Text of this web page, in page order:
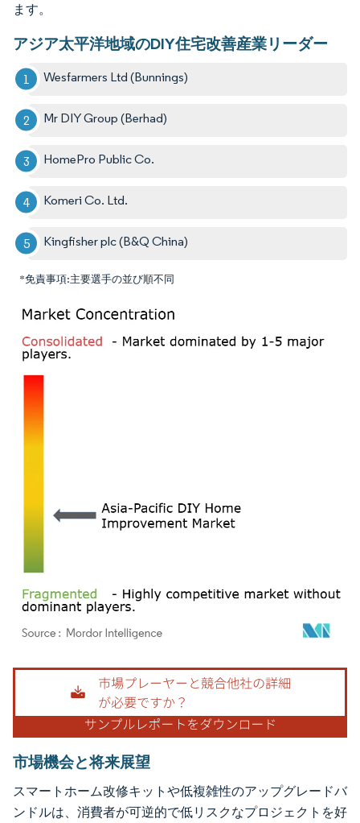
ます。
アジア太平洋地域のDIY住宅改善産業リーダー
Wesfarmers Ltd (Bunnings)
Mr DIY Group (Berhad)
HomePro Public Co.
Komeri Co. Ltd.
Kingfisher plc (B&Q China)
*免責事項:主要選手の並び順不同
画像 © Mordor Intelligence。再利用にはCC BY 4.0の表示が必要です。
市場機会と将来展望
スマートホーム改修キットや低複雑性のアップグレードバ
ンドルは、消費者が可逆的で低リスクなプロジェクトを好